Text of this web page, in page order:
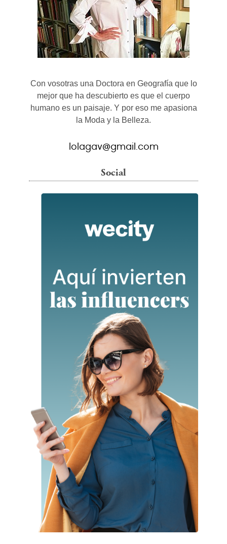
Con vosotras una Doctora en Geografía que lo
mejor que ha descubierto es que el cuerpo
humano es un paisaje. Y por eso me apasiona
la Moda y la Belleza.
lolagav@gmail.com
Social